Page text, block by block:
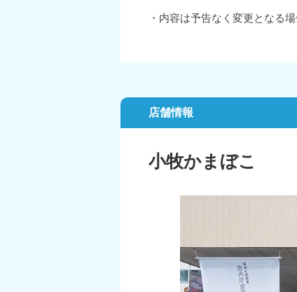
・内容は予告なく変更となる
店舗情報
小牧かまぼこ